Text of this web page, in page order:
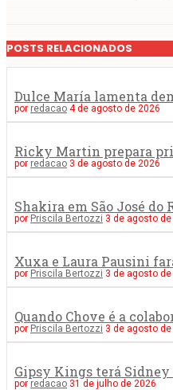
POSTS RELACIONADOS
Dulce María lamenta
por redacao 4 de agosto de 2026
Ricky Martin prepara
por redacao 3 de agosto de 2026
Shakira em São José do
por Priscila Bertozzi 3 de agosto de
Xuxa e Laura Pausini
por Priscila Bertozzi 3 de agosto de
Quando Chove é a
por Priscila Bertozzi 3 de agosto de
Gipsy Kings terá
por redacao 31 de julho de 2026